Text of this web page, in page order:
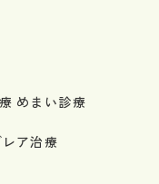
めまい診療
レア治療